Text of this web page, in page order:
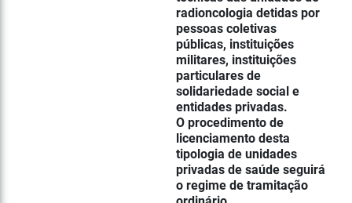
radioncologia detidas por
pessoas coletivas
públicas, instituições
militares, instituições
particulares de
solidariedade social e
entidades privadas.
O procedimento de
licenciamento desta
tipologia de unidades
privadas de saúde seguirá
o regime de tramitação